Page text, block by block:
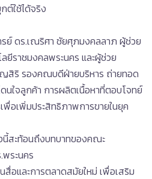
ต์ใช้ได้จริง
ย์ ดร.เณริศา ชัยศุภมงคลลาภ ผู้ช่วย
ยีราชมงคลพระนคร และผู้ช่วย
สิริ รองคณบดีฝ่ายบริหาร ถ่ายทอด
นใจลูกค้า การผลิตเนื้อหาที่ตอบโจทย์
พื่อเพิ่มประสิทธิภาพการขายในยุค
นี้สะท้อนถึงบทบาทของคณะ
ระนคร
อและการตลาดสมัยใหม่ เพื่อเสริม